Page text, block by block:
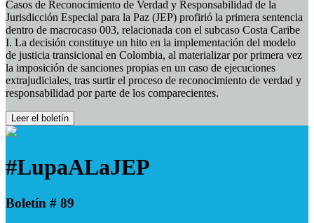
Casos de Reconocimiento de Verdad y Responsabilidad de la
Jurisdicción Especial para la Paz (JEP) profirió la primera sentencia
dentro de macrocaso 003, relacionada con el subcaso Costa Caribe
I. La decisión constituye un hito en la implementación del modelo
de justicia transicional en Colombia, al materializar por primera vez
la imposición de sanciones propias en un caso de ejecuciones
extrajudiciales, tras surtir el proceso de reconocimiento de verdad y
responsabilidad por parte de los comparecientes.
Leer el boletín
#LupaALaJEP
Boletín # 89